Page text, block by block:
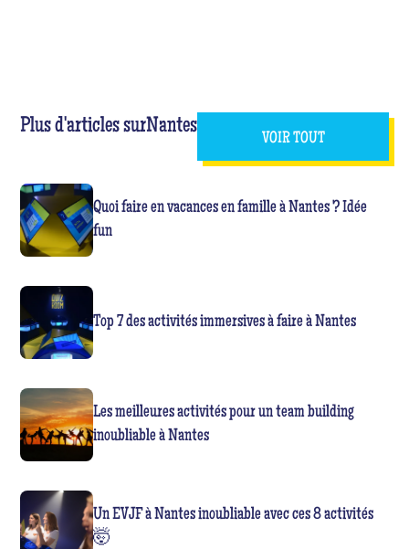
Plus d'articles surNantes
VOIR TOUT
Quoi faire en vacances en famille à Nantes ? Idée
fun
Top 7 des activités immersives à faire à Nantes
Les meilleures activités pour un team building
inoubliable à Nantes
Un EVJF à Nantes inoubliable avec ces 8 activités
🤯